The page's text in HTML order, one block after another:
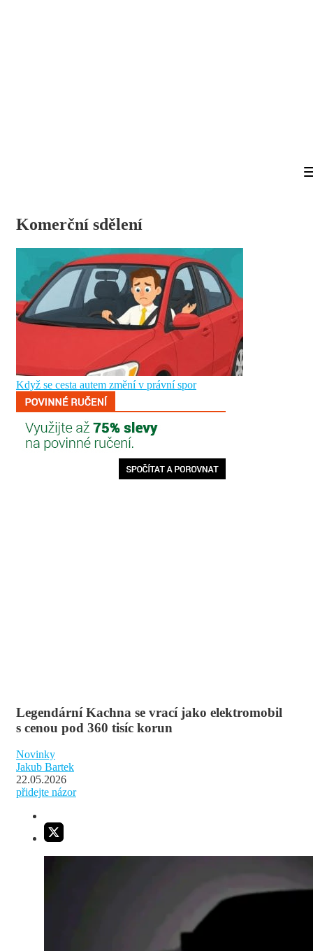
Legendární Kachna se vrací jako elektromobil
s cenou pod 360 tisíc korun
Novinky
Jakub Bartek
22.05.2026
přidejte názor
Komerční sdělení
Když se cesta autem změní v právní spor